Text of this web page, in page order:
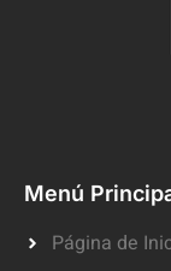
Menú
Página de